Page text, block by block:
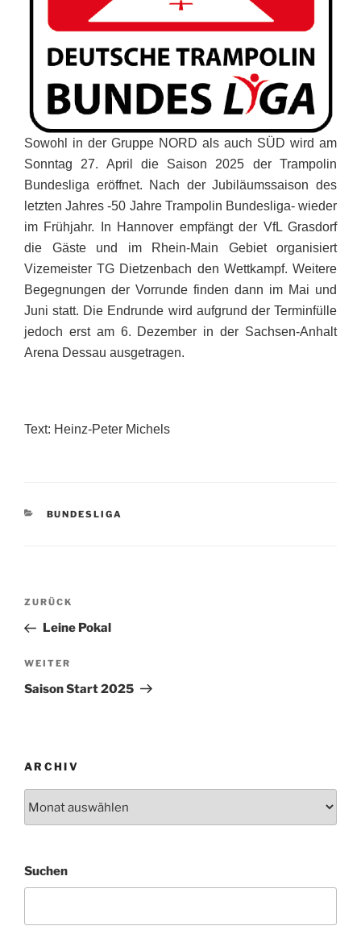
Sowohl in der Gruppe NORD als auch SÜD wird am
Sonntag 27. April
die Saison 2025 der Trampolin
Bundesliga eröffnet. Nach der Jubiläumssaison des
letzten Jahres -50 Jahre Trampolin Bundesliga- wieder
im Frühjahr. In Hannover empfängt der VfL Grasdorf
die Gäste und im Rhein-Main Gebiet organisiert
Vizemeister TG Dietzenbach den Wettkampf. Weitere
Begegnungen der Vorrunde finden dann im Mai und
Juni statt. Die Endrunde wird aufgrund der Terminfülle
jedoch erst am 6. Dezember in der Sachsen-Anhalt
Arena Dessau ausgetragen.
Text: Heinz-Peter Michels
KATEGORIEN
BUNDESLIGA
Beitragsnavigation
Vorheriger
Beitrag
ZURÜCK
Leine Pokal
Nächster
Beitrag
WEITER
Saison Start 2025
ARCHIV
Suchen